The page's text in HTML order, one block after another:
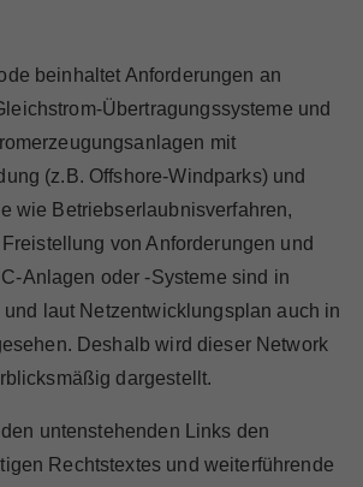
beinhaltet Anforderungen an
Übertragungssysteme und
mit
(z.B. Offshore-Windparks) und
wie Betriebserlaubnisverfahren,
von Anforderungen und
Anlagen oder -Systeme sind in
laut Netzentwicklungsplan auch in
Deshalb wird dieser Network
dargestellt.
untenstehenden Links den
Rechtstextes und weiterführende